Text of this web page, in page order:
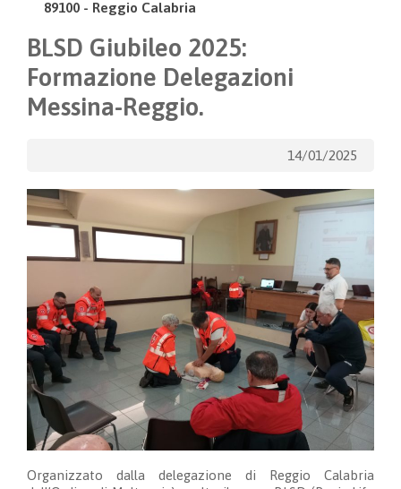
89100 - Reggio Calabria
BLSD Giubileo 2025:
Formazione Delegazioni
Messina-Reggio.
14/01/2025
Organizzato dalla delegazione di Reggio Calabria